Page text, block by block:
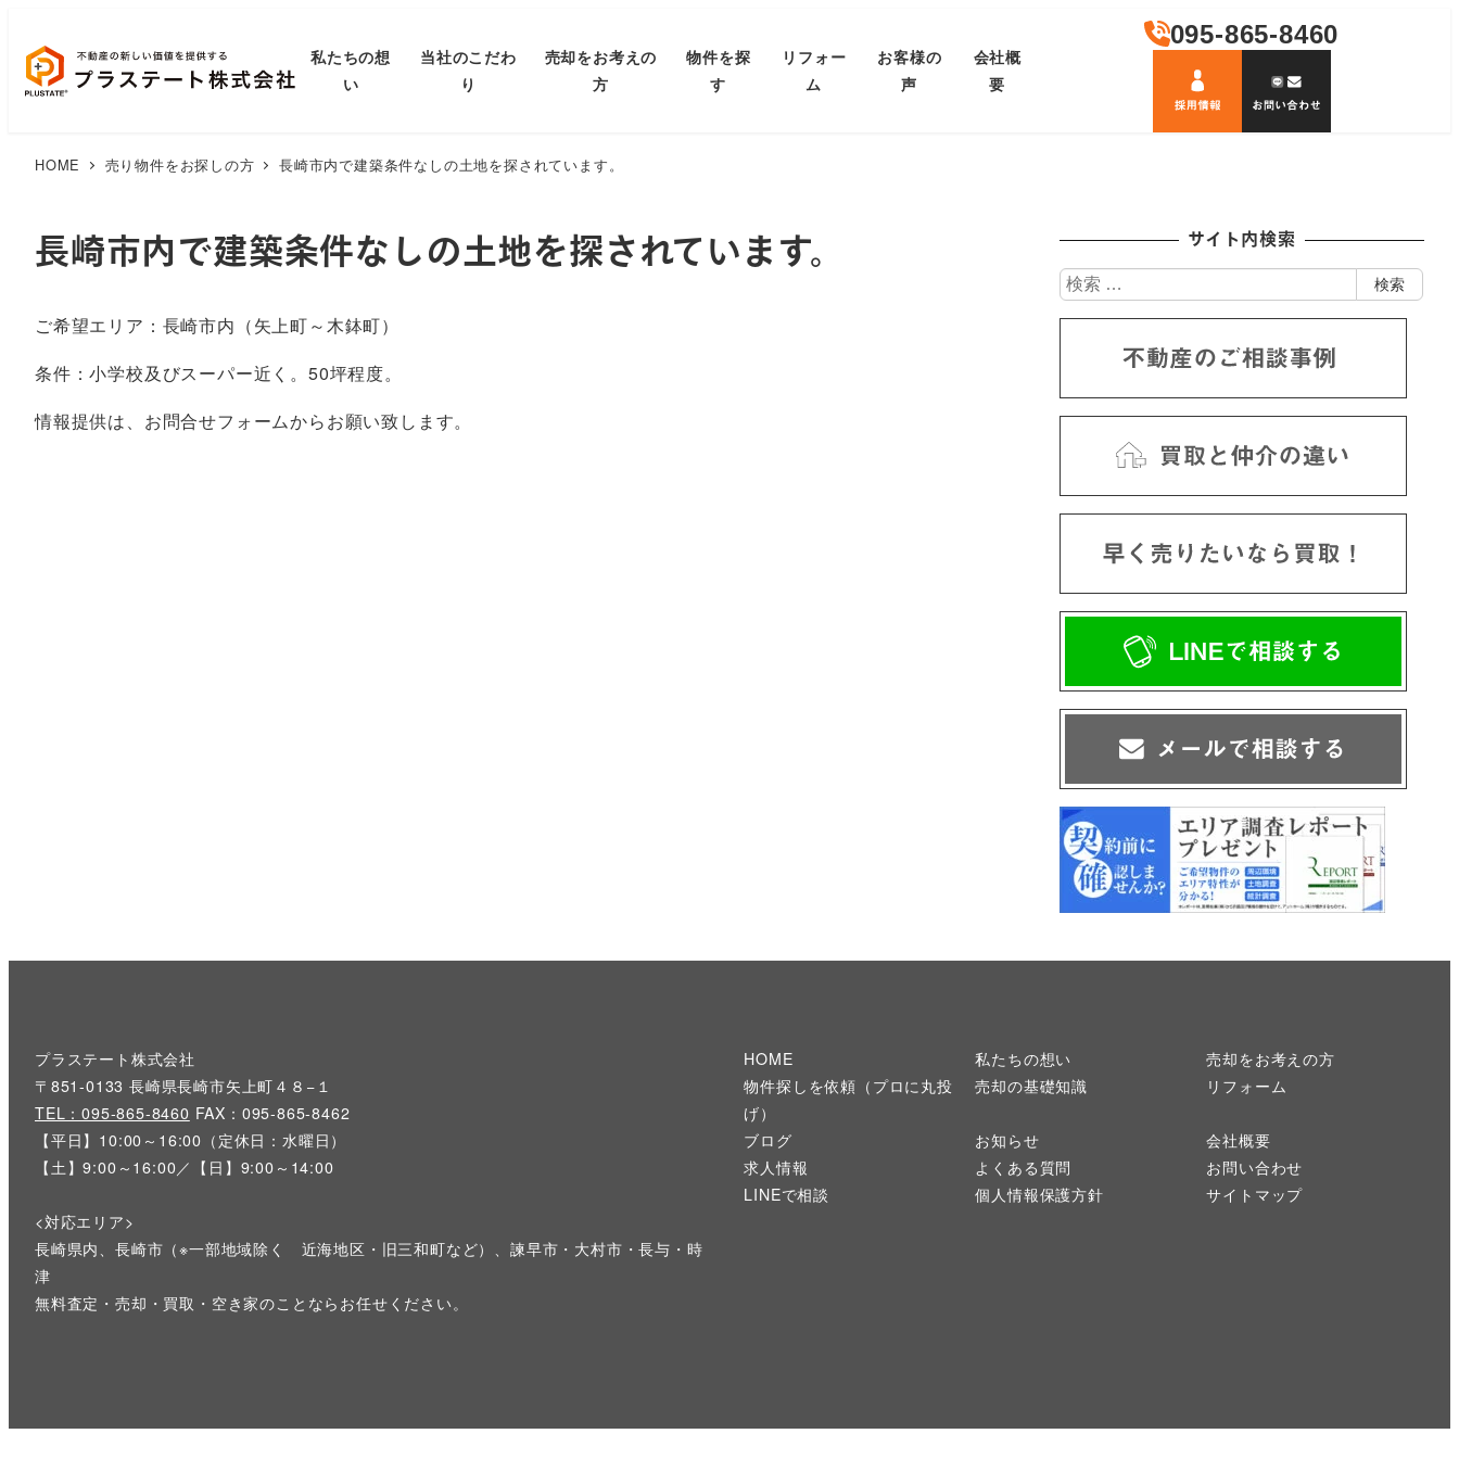
私たちの想
い
当社のこだわ
り
売却をお考えの
方
物件を探
す
リフォー
ム
お客様の
声
会社概
要
095-865-8460
HOME 売り物件をお探しの方 長崎市内で建築条件なしの土地を探されています。
長崎市内で建築条件なしの土地を探されています。
ご希望エリア：長崎市内（矢上町～木鉢町）
条件：小学校及びスーパー近く。50坪程度。
情報提供は、お問合せフォームからお願い致します。
サイト内検索
検
索
検索
プラステート株式会社
〒851-0133 長崎県長崎市矢上町４８−１
TEL：095-865-8460 FAX：095-865-8462
【平日】10:00～16:00（定休日：水曜日）
【土】9:00～16:00／【日】9:00～14:00
<対応エリア>
長崎県内、長崎市（※一部地域除く 近海地区・旧三和町など）、諫早市・大村市・長与・時
津
無料査定・売却・買取・空き家のことならお任せください。
HOME 私たちの想い
売却をお考えの方
物件探しを依頼（プロに丸投
げ）
売却の基礎知識 リフォーム
ブログ お知らせ
会社概要
求人情報
よくある質問
お問い合わせ
LINEで相談
個人情報保護方針 サイトマップ